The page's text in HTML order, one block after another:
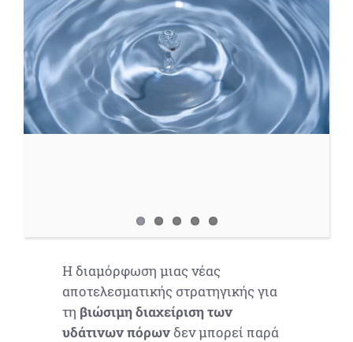
Η διαμόρφωση μιας νέας
αποτελεσματικής στρατηγικής για
τη βιώσιμη διαχείριση των
υδάτινων πόρωνδεν μπορεί παρά